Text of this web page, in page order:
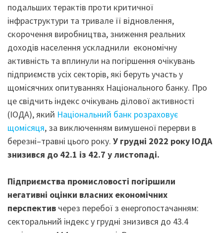
подальших терактів проти критичної
інфраструктури та тривале її відновлення,
скорочення виробництва, зниження реальних
доходів населення ускладнили економічну
активність та вплинули на погіршення очікувань
підприємств усіх секторів, які беруть участь у
щомісячних опитуваннях Національного банку. Про
це свідчить індекс очікувань ділової активності
(ІОДА), який Національний банк розраховує
щомісяця, за виключенням вимушеної перерви в
березні–травні цього року. У грудні 2022 року ІОДА
знизився до 42.1 із 42.7 у листопаді.
Підприємства промисловості погіршили
негативні оцінки власних економічних
перспектив через перебої з енергопостачанням:
секторальний індекс у грудні знизився до 43.4